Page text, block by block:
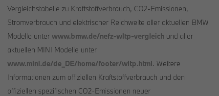
Vergleichstabelle zu Kraftstoffverbrauch, CO2-Emissionen,
Stromverbrauch und elektrischer Reichweite aller aktuellen BMW
Modelle unter www.bmw.de/nefz-wltp-vergleich und aller
aktuellen MINI Modelle unter
www.mini.de/de_DE/home/footer/wltp.html. Weitere
Informationen zum offiziellen Kraftstoffverbrauch und den
offiziellen spezifischen CO2-Emissionen neuer